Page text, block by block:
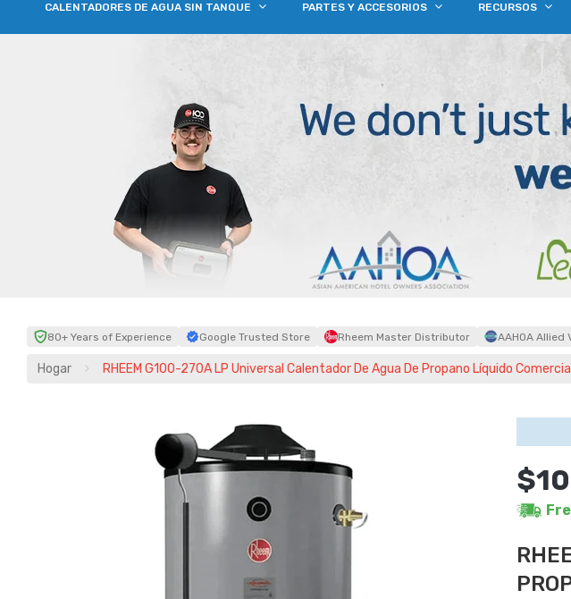
CALENTADORES DE AGUA SIN TANQUE PARTES Y ACCESORIOS RECURSOS
80+ Years of Experience Google Trusted Store Rheem Master Distributor AAHOA Allied
Hogar RHEEM G100-270A LP Universal Calentador De Agua De Propano Líquido